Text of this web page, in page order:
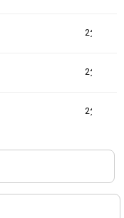
2分钟
2分钟
2分钟